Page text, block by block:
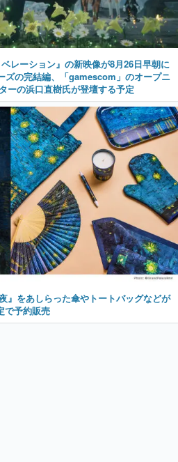
レーション』の新映像が8月26日早朝に
ズの完結編、「gamescom」のオープニ
ーの浜口直樹氏が登壇する予定
』をあしらった傘やトートバッグなどが
で予約販売